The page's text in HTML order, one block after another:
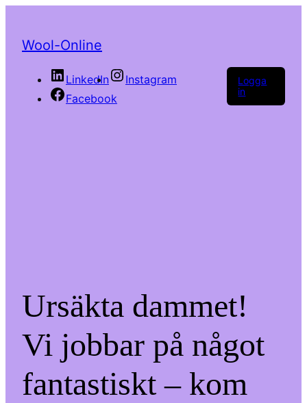
Wool-Online
LinkedIn
Instagram
Facebook
Logga
in
Ursäkta dammet!
Vi jobbar på något
fantastiskt – kom